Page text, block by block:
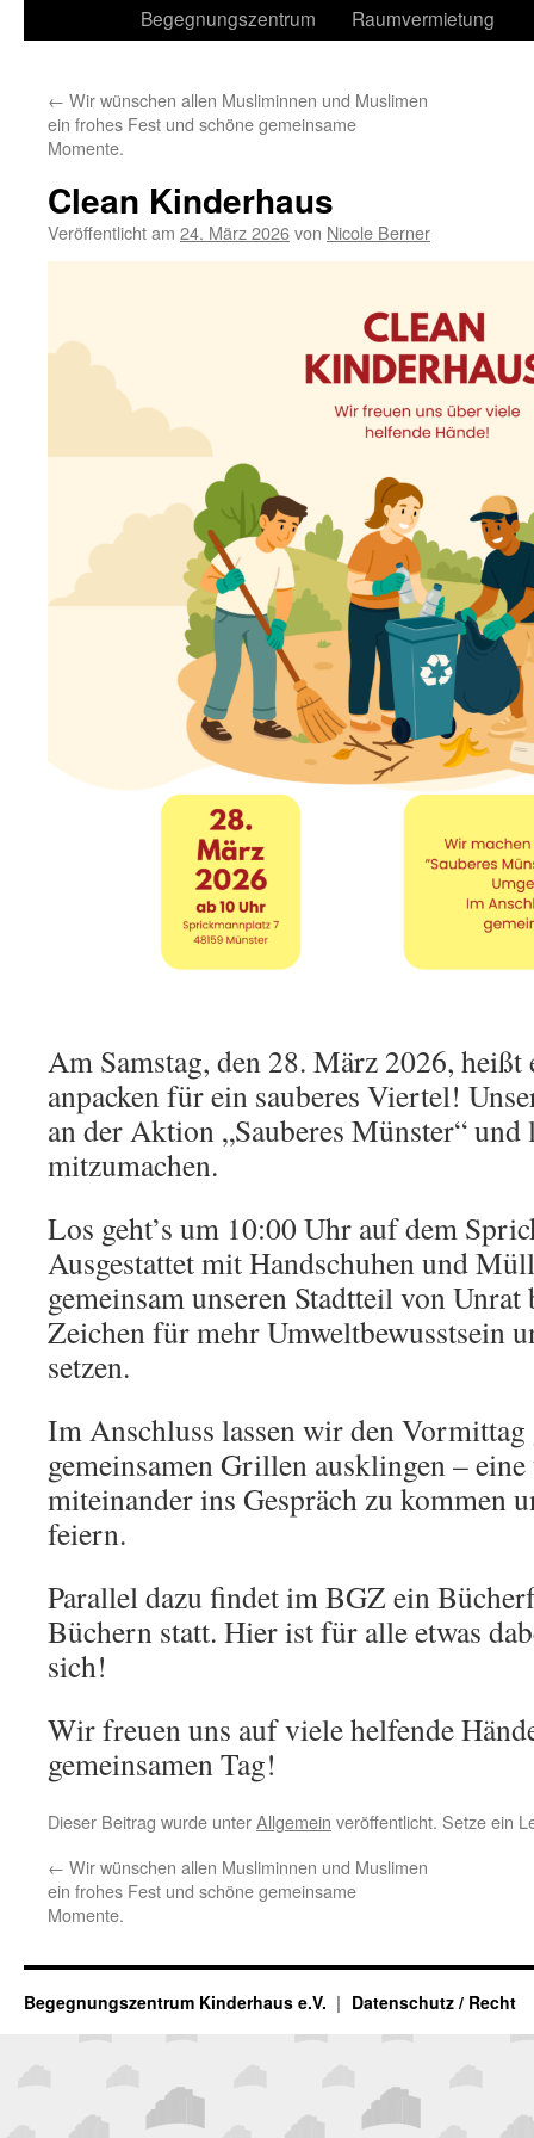
Begegnungszentrum
Raumvermietung
← Wir wünschen allen Musliminnen und Muslimen
ein frohes Fest und schöne gemeinsame
Momente.
Clean Kinderhaus
Veröffentlicht am 24. März 2026von Nicole Berner
Am Samstag, den 28. März 2026, heißt
anpacken für ein sauberes Viertel!
an der Aktion „Sauberes Münster“
mitzumachen.
Los geht’s um 10:00 Uhr auf dem
Ausgestattet mit Handschuhen und
gemeinsam unseren Stadtteil von
Zeichen für mehr Umweltbewusstsein
setzen.
Im Anschluss lassen wir den
gemeinsamen Grillen ausklingen –
miteinander ins Gespräch zu kommen
feiern.
Parallel dazu findet im BGZ ein
Büchern statt. Hier ist für alle etwas
sich!
Wir freuen uns auf viele helfende
gemeinsamen Tag!
Dieser Beitrag wurde unterAllgemein veröffentlicht. Setze ein
← Wir wünschen allen Musliminnen und Muslimen
ein frohes Fest und schöne gemeinsame
Momente.
Begegnungszentrum Kinderhaus e.V. Datenschutz / Recht